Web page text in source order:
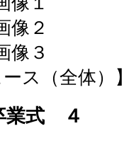
ース（全体）
業式 ４